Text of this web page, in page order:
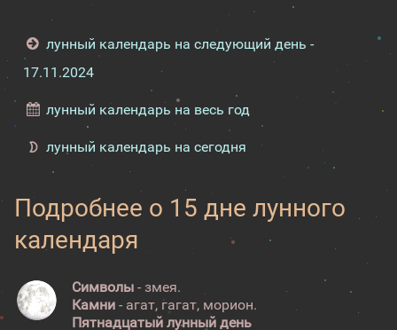
лунный календарь на следующий день -
17.11.2024
лунный календарь на весь год
лунный календарь на сегодня
Подробнее о 15 дне лунного
календаря
Символы - змея.
Камни - агат, гагат, морион.
Пятнадцатый лунный день